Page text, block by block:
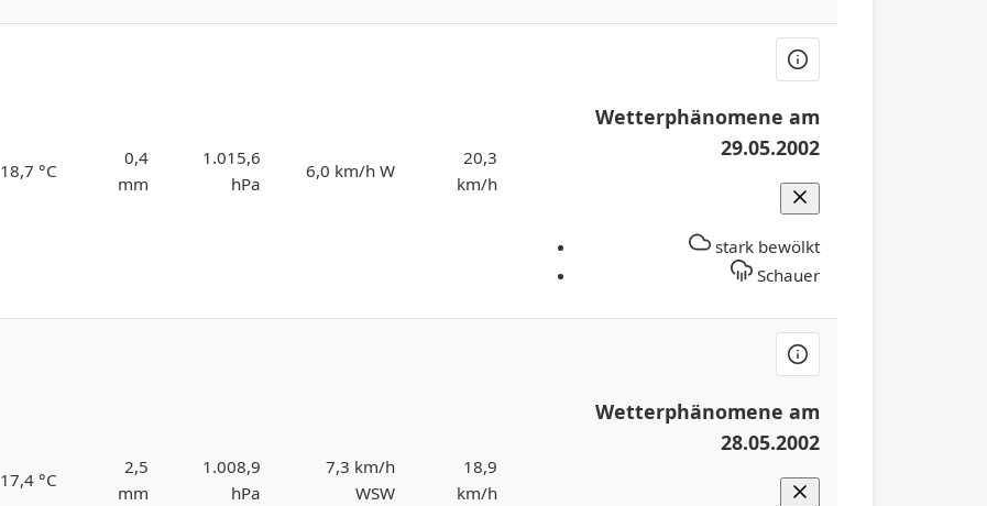
18,7 °C
0,4
mm
1.015,6
hPa
6,0 km/h W
20,3
km/h
Wetterphänomene am
29.05.2002
stark bewölkt
Schauer
17,4 °C
2,5
mm
1.008,9
hPa
7,3 km/h
WSW
18,9
km/h
Wetterphänomene am
28.05.2002